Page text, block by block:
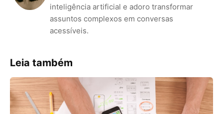
inteligência artificial e adoro transformar
assuntos complexos em conversas
acessíveis.
Leia também